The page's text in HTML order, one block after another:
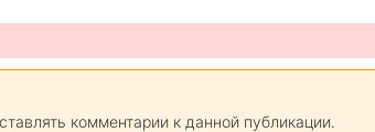
комментарии к данной публикации.